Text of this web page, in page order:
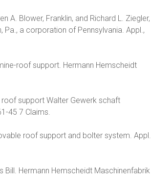
A. Blower, Franklin, and Richard L. Ziegler,
Pa., a corporation of Pennsylvania. Appl.,
roof support. Hermann Hemscheidt
roof support Walter Gewerk schaft
45 7 Claims.
roof support and bolter system. Appl.
Hermann Hemscheidt Maschinenfabrik